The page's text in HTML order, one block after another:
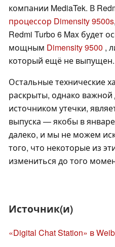
компании MediaTek. В
процессор Dimensity 9500s
Redmi Turbo 6 Max будет
мощным Dimensity 9500 ,
который ещё не выпущен.
Остальные технические
раскрыты, однако
источником утечки,
выпуска — якобы в
далеко, и мы не можем
того, что некоторые из
измениться до того
Источник(и)
«Digital Chat Station» в